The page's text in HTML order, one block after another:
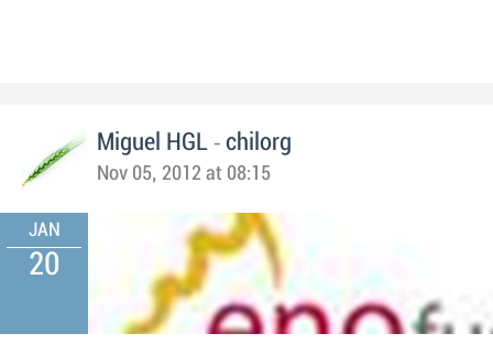
Miguel HGL - chilorg
Nov 05, 2012 at 08:15
JAN
20